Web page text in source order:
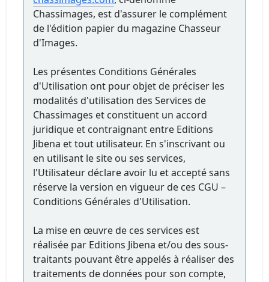
Chassimages, est d'assurer le complément
de l'édition papier du magazine Chasseur
d'Images.
Les présentes Conditions Générales
d'Utilisation ont pour objet de préciser les
modalités d'utilisation des Services de
Chassimages et constituent un accord
juridique et contraignant entre Editions
Jibena et tout utilisateur. En s'inscrivant ou
en utilisant le site ou ses services,
l'Utilisateur déclare avoir lu et accepté sans
réserve la version en vigueur de ces CGU –
Conditions Générales d'Utilisation.
La mise en œuvre de ces services est
réalisée par Editions Jibena et/ou des sous-
traitants pouvant être appelés à réaliser des
traitements de données pour son compte,